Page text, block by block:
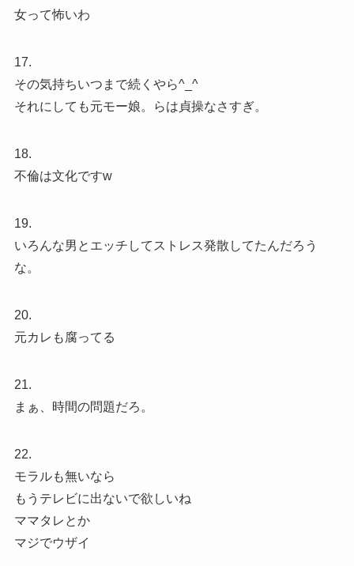
女って怖いわ
17.
その気持ちいつまで続くやら^_^
それにしても元モー娘。らは貞操なさすぎ。
18.
不倫は文化ですw
19.
いろんな男とエッチしてストレス発散してたんだろう
な。
20.
元カレも腐ってる
21.
まぁ、時間の問題だろ。
22.
モラルも無いなら
もうテレビに出ないで欲しいね
ママタレとか
マジでウザイ